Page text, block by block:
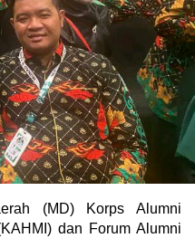
(MD) Korps Alumni
dan Forum Alumni